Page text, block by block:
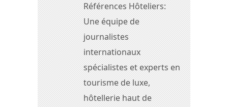
Références Hôteliers:
Une équipe de
journalistes
internationaux
spécialistes et experts en
tourisme de luxe,
hôtellerie haut de